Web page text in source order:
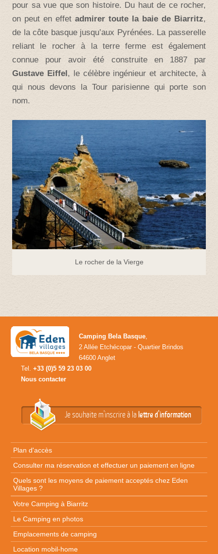
pour sa vue que son histoire. Du haut de ce rocher,
on peut en effet admirer toute la baie de Biarritz,
de lacôte basquejusqu’aux Pyrénées. La passerelle
reliant le rocher à la terre ferme est également
connue pour avoir été construite en 1887 par
Gustave Eiffel , le célèbre ingénieur et architecte, à
qui nous devons la Tour parisienne qui porte son
nom.
Le rocher de la Vierge
Camping Bela Basque
2 Allée Etchécopar - Quartier Brindos
64600 Anglet
Tel. +33 (0)5 59 23 03 00
Nous contacter
Je souhaite m'inscrire à lalettre d'information
Plan d'accès
Consulter ma réservation et effectuer un paiement en ligne
Quels sont les moyens de paiement acceptés chez Eden
Villages ?
Votre Camping à Biarritz
Le Camping en photos
Emplacements de camping
Location mobil-home